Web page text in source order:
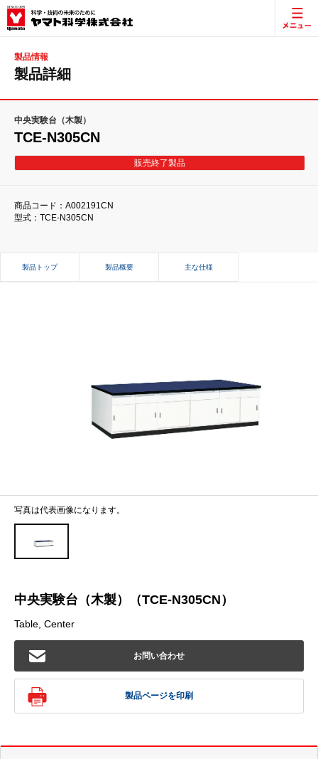
製品情報
製品詳細
中央実験台（木製）
TCE-N305CN
販売終了製品
商品コード：A002191CN
型式：TCE-N305CN
製品トップ 製品概要 主な仕様
写真は代表画像になります。
中央実験台（木製）（TCE-N305CN）
Table, Center
お問い合わせ
製品ページを印刷